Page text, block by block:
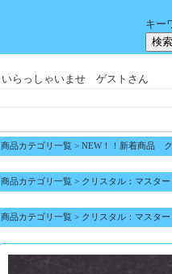
キー
いらっしゃいませ ゲストさん
商品カテゴリ一覧 > NEW！！新着商品
商品カテゴリ一覧 > クリスタル：マスター
商品カテゴリ一覧 > クリスタル：マスター